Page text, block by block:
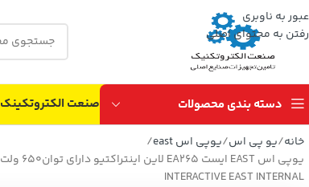
عبور به ناوبری
رفتن به محتوای اصلی
دسته بندی محصولات صنعت الکتروتکینک
خانه یو پی اس یوپی اس east
INTERACTIVE EAST INTERNAL